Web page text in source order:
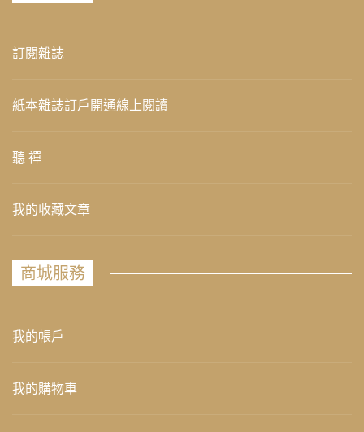
訂閱雜誌
紙本雜誌訂戶開通線上閱讀
聽 禪
我的收藏文章
商城服務
我的帳戶
我的購物車